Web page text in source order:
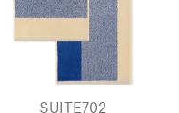
SUITE702